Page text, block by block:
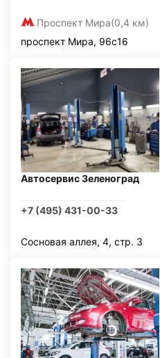
Проспект Мира(0,4 км)
проспект Мира, 96с16
Автосервис Зеленоград
+7 (495) 431-00-33
Сосновая аллея, 4, стр. 3